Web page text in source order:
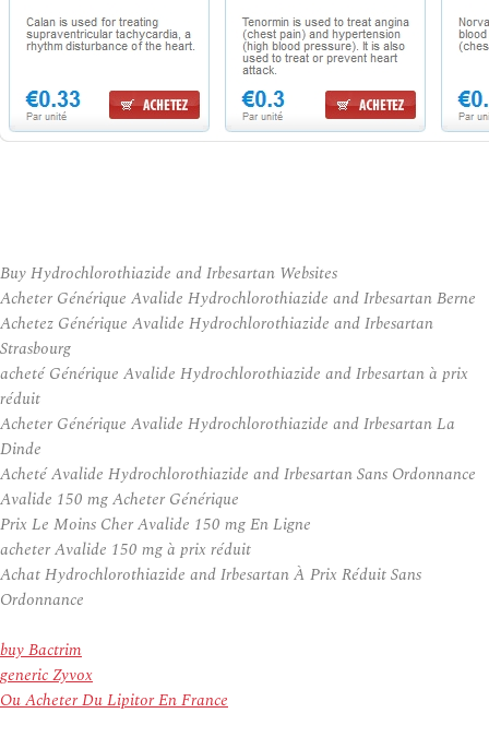
Buy Hydrochlorothiazide and Irbesartan Websites
Acheter Générique Avalide Hydrochlorothiazide and Irbesartan Berne
Achetez Générique Avalide Hydrochlorothiazide and Irbesartan
Strasbourg
acheté Générique Avalide Hydrochlorothiazide and Irbesartan à prix
réduit
Acheter Générique Avalide Hydrochlorothiazide and Irbesartan La
Dinde
Acheté Avalide Hydrochlorothiazide and Irbesartan Sans Ordonnance
Avalide 150 mg Acheter Générique
Prix Le Moins Cher Avalide 150 mg En Ligne
acheter Avalide 150 mg à prix réduit
Achat Hydrochlorothiazide and Irbesartan À Prix Réduit Sans
Ordonnance
buy Bactrim
generic Zyvox
Ou Acheter Du Lipitor En France